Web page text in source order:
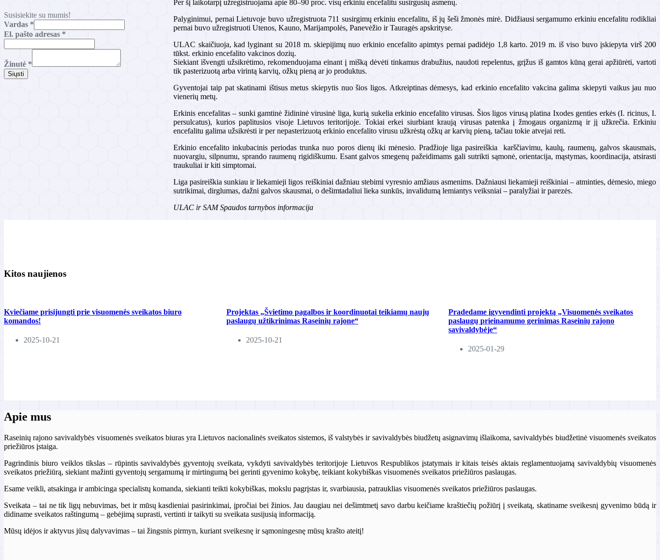
Per šį laikotarpį užregistruojama apie 80–90 proc. visų erkiniu encefalitu susirgusių asmenų.
Palyginimui, pernai Lietuvoje buvo užregistruota 711 susirgimų erkiniu encefalitu, iš jų šeši žmonės mirė. Didžiausi sergamumo erkiniu encefalitu rodikliai
pernai buvo užregistruoti Utenos, Kauno, Marijampolės, Panevėžio ir Tauragės apskrityse.
ULAC skaičiuoja, kad lyginant su 2018 m. skiepijimų nuo erkinio encefalito apimtys pernai padidėjo 1,8 karto. 2019 m. iš viso buvo įskiepyta virš 200
tūkst. erkinio encefalito vakcinos dozių.
Siekiant išvengti užsikrėtimo, rekomenduojama einant į mišką dėvėti tinkamus drabužius, naudoti repelentus, grįžus iš gamtos kūną gerai apžiūrėti, vartoti
tik pasterizuotą arba virintą karvių, ožkų pieną ar jo produktus.
Gyventojai taip pat skatinami ištisus metus skiepytis nuo šios ligos. Atkreiptinas dėmesys, kad erkinio encefalito vakcina galima skiepyti vaikus jau nuo
vienerių metų.
Erkinis encefalitas – sunki gamtinė židininė virusinė liga, kurią sukelia erkinio encefalito virusas. Šios ligos virusą platina Ixodes genties erkės (I. ricinus, I.
persulcatus), kurios paplitusios visoje Lietuvos teritorijoje. Tokiai erkei siurbiant kraują virusas patenka į žmogaus organizmą ir jį užkrečia. Erkiniu
encefalitu galima užsikrėsti ir per nepasterizuotą erkinio encefalito virusu užkrėstą ožkų ar karvių pieną, tačiau tokie atvejai reti.
Erkinio encefalito inkubacinis periodas trunka nuo poros dienų iki mėnesio. Pradžioje liga pasireiškia karščiavimu, kaulų, raumenų, galvos skausmais,
nuovargiu, silpnumu, sprando raumenų rigidiškumu. Esant galvos smegenų pažeidimams gali sutrikti sąmonė, orientacija, mąstymas, koordinacija, atsirasti
traukuliai ir kiti simptomai.
Liga pasireiškia sunkiau ir liekamieji ligos reiškiniai dažniau stebimi vyresnio amžiaus asmenims. Dažniausi liekamieji reiškiniai – atminties, dėmesio, miego
sutrikimai, dirglumas, dažni galvos skausmai, o dešimtadaliui lieka sunkūs, invalidumą lemiantys veiksniai – paralyžiai ir parezės.
ULAC ir SAM Spaudos tarnybos informacija
Susisiekite su mumis!
Vardas *
El.
Vardas
El. pašto adresas *
Žinutė *
Siųsti
Kitos naujienos
Kviečiame prisijungti prie visuomenės sveikatos biuro
komandos!
2025-10-21
Projektas „Švietimo pagalbos ir koordinuotai teikiamų naujų
paslaugų užtikrinimas Raseinių rajone“
2025-10-21
Pradedame įgyvendinti projektą „Visuomenės sveikatos
paslaugų prieinamumo gerinimas Raseinių rajono
savivaldybėje“
2025-01-29
Apie mus
Raseinių rajono savivaldybės visuomenės sveikatos biuras yra Lietuvos nacionalinės sveikatos sistemos, iš valstybės ir savivaldybės biudžetų asignavimų išlaikoma, savivaldybės biudžetinė visuomenės sveikatos
priežiūros įstaiga.
Pagrindinis biuro veiklos tikslas – rūpintis savivaldybės gyventojų sveikata, vykdyti savivaldybės teritorijoje Lietuvos Respublikos įstatymais ir kitais teisės aktais reglamentuojamą savivaldybių visuomenės
sveikatos priežiūrą, siekiant mažinti gyventojų sergamumą ir mirtingumą bei gerinti gyvenimo kokybę, teikiant kokybiškas visuomenės sveikatos priežiūros paslaugas.
Esame veikli, atsakinga ir ambicinga specialistų komanda, siekianti teikti kokybiškas, mokslu pagrįstas ir, svarbiausia, patrauklias visuomenės sveikatos priežiūros paslaugas.
Sveikata – tai ne tik ligų nebuvimas, bet ir mūsų kasdieniai pasirinkimai, įpročiai bei žinios. Jau daugiau nei dešimtmetį savo darbu keičiame kraštiečių požiūrį į sveikatą, skatiname sveikesnį gyvenimo būdą ir
didiname sveikatos raštingumą – gebėjimą suprasti, vertinti ir taikyti su sveikata susijusią informaciją.
Mūsų idėjos ir aktyvus jūsų dalyvavimas – tai žingsnis pirmyn, kuriant sveikesnę ir sąmoningesnę mūsų krašto ateitį!